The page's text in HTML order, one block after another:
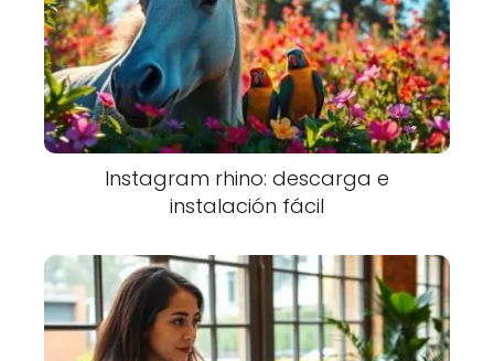
Instagram rhino: descarga e
instalación fácil